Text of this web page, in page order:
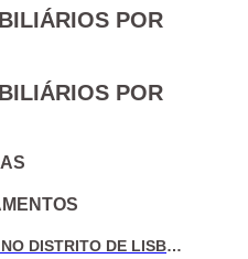
POR
POR
VENDA DE MORADIAS NO DISTRITO DE LISBOA